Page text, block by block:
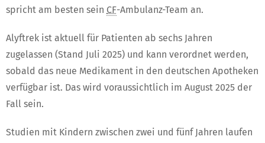
spricht am besten sein CF-Ambulanz-Team an.
Alyftrek ist aktuell für Patienten ab sechs Jahren
zugelassen (Stand Juli 2025) und kann verordnet werden,
sobald das neue Medikament in den deutschen Apotheken
verfügbar ist. Das wird voraussichtlich im August 2025 der
Fall sein.
Studien mit Kindern zwischen zwei und fünf Jahren laufen